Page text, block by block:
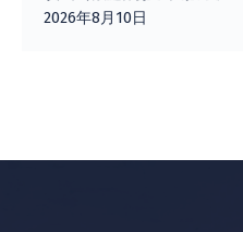
2026年8月10日